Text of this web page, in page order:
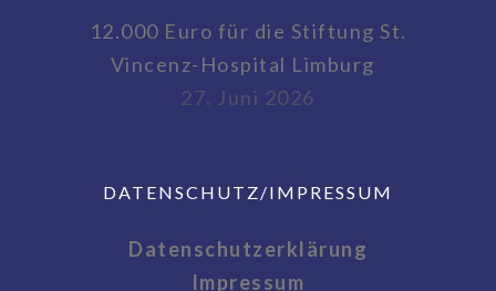
12.000 Euro für die Stiftung St.
Vincenz-Hospital Limburg
27. Juni 2026
DATENSCHUTZ/IMPRESSUM
Datenschutzerklärung
Impressum